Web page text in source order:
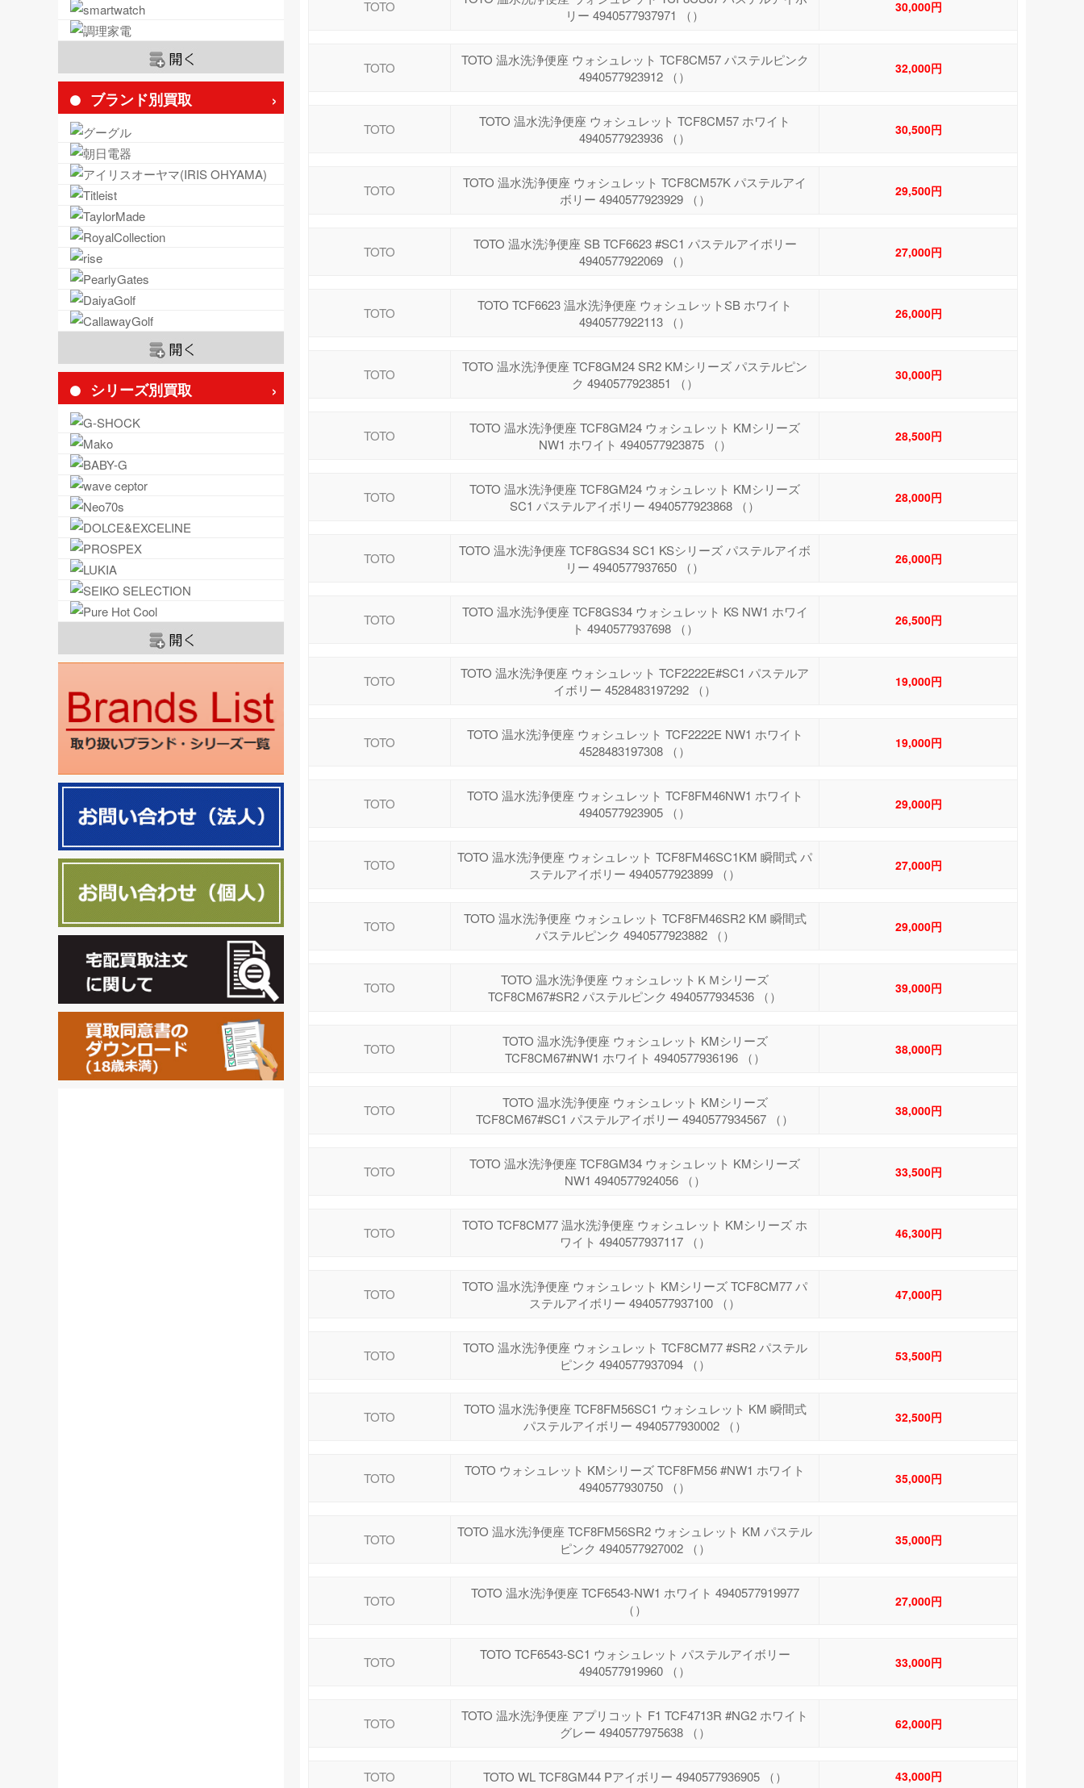
ブランド別買取
シリーズ別買取
TOTO
リー 4940577937971 （）
30,000円
TOTO
TOTO 温水洗浄便座 ウォシュレット TCF8CM57 パステルピンク
4940577923912 （）
32,000円
TOTO
TOTO 温水洗浄便座 ウォシュレット TCF8CM57 ホワイト
4940577923936 （）
30,500円
TOTO
TOTO 温水洗浄便座 ウォシュレット TCF8CM57K パステルアイ
ボリー 4940577923929 （）
29,500円
TOTO
TOTO 温水洗浄便座 SB TCF6623 #SC1 パステルアイボリー
4940577922069 （）
27,000円
TOTO
TOTO TCF6623 温水洗浄便座 ウォシュレットSB ホワイト
4940577922113 （）
26,000円
TOTO
TOTO 温水洗浄便座 TCF8GM24 SR2 KMシリーズ パステルピン
ク 4940577923851 （）
30,000円
TOTO
TOTO 温水洗浄便座 TCF8GM24 ウォシュレット KMシリーズ
NW1 ホワイト 4940577923875 （）
28,500円
TOTO
TOTO 温水洗浄便座 TCF8GM24 ウォシュレット KMシリーズ
SC1 パステルアイボリー 4940577923868 （）
28,000円
TOTO
TOTO 温水洗浄便座 TCF8GS34 SC1 KSシリーズ パステルアイボ
リー 4940577937650 （）
26,000円
TOTO
TOTO 温水洗浄便座 TCF8GS34 ウォシュレット KS NW1 ホワイ
ト 4940577937698 （）
26,500円
TOTO
TOTO 温水洗浄便座 ウォシュレット TCF2222E#SC1 パステルア
イボリー 4528483197292 （）
19,000円
TOTO
TOTO 温水洗浄便座 ウォシュレット TCF2222E NW1 ホワイト
4528483197308 （）
19,000円
TOTO
TOTO 温水洗浄便座 ウォシュレット TCF8FM46NW1 ホワイト
4940577923905 （）
29,000円
TOTO
TOTO 温水洗浄便座 ウォシュレット TCF8FM46SC1KM 瞬間式 パ
ステルアイボリー 4940577923899 （）
27,000円
TOTO
TOTO 温水洗浄便座 ウォシュレット TCF8FM46SR2 KM 瞬間式
パステルピンク 4940577923882 （）
29,000円
TOTO
TOTO 温水洗浄便座 ウォシュレットＫＭシリーズ
TCF8CM67#SR2 パステルピンク 4940577934536 （）
39,000円
TOTO
TOTO 温水洗浄便座 ウォシュレット KMシリーズ
TCF8CM67#NW1 ホワイト 4940577936196 （）
38,000円
TOTO
TOTO 温水洗浄便座 ウォシュレット KMシリーズ
TCF8CM67#SC1 パステルアイボリー 4940577934567 （）
38,000円
TOTO
TOTO 温水洗浄便座 TCF8GM34 ウォシュレット KMシリーズ
NW1 4940577924056 （）
33,500円
TOTO
TOTO TCF8CM77 温水洗浄便座 ウォシュレット KMシリーズ ホ
ワイト 4940577937117 （）
46,300円
TOTO
TOTO 温水洗浄便座 ウォシュレット KMシリーズ TCF8CM77 パ
ステルアイボリー 4940577937100 （）
47,000円
TOTO
TOTO 温水洗浄便座 ウォシュレット TCF8CM77 #SR2 パステル
ピンク 4940577937094 （）
53,500円
TOTO
TOTO 温水洗浄便座 TCF8FM56SC1 ウォシュレット KM 瞬間式
パステルアイボリー 4940577930002 （）
32,500円
TOTO
TOTO ウォシュレット KMシリーズ TCF8FM56 #NW1 ホワイト
4940577930750 （）
35,000円
TOTO
TOTO 温水洗浄便座 TCF8FM56SR2 ウォシュレット KM パステル
ピンク 4940577927002 （）
35,000円
TOTO
TOTO 温水洗浄便座 TCF6543-NW1 ホワイト 4940577919977
（）
27,000円
TOTO
TOTO TCF6543-SC1 ウォシュレット パステルアイボリー
4940577919960 （）
33,000円
TOTO
TOTO 温水洗浄便座 アプリコット F1 TCF4713R #NG2 ホワイト
グレー 4940577975638 （）
62,000円
TOTO TOTO WL TCF8GM44 Pアイボリー 4940577936905 （） 43,000円